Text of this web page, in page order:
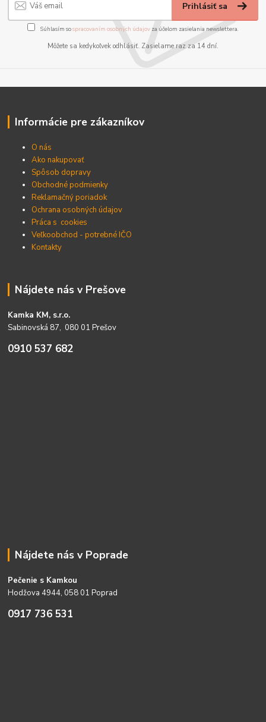
Prihlásiť sa
Súhlasím sospracovaním osobných údajov za účelom zasielania newslettera.
Môžete sa kedykoľvek odhlásiť. Zasielame raz za 14 dní.
Informácie pre zákazníkov
O nás
Ako nakupovať
Spôsob dopravy
Obchodné podmienky
Reklamačný poriadok
Ochrana osobných údajov
Práca s cookies
Veľkoobchod - potrebné IČO
Kontakty
Nájdete nás v Prešove
Kamka KM, s.r.o.
Sabinovská 87, 080 01 Prešov
0910 537 682
Nájdete nás v Poprade
Pečenie s Kamkou
Hodžova 4944, 058 01 Poprad
0917 736 531